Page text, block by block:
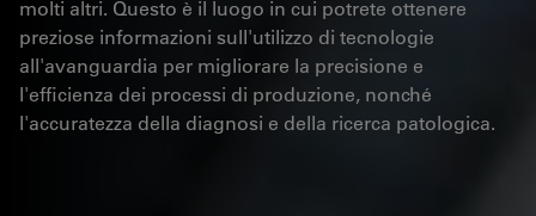
molti altri. Questo è il luogo in cui potrete ottenere
preziose informazioni sull'utilizzo di tecnologie
all'avanguardia per migliorare la precisione e
l'efficienza dei processi di produzione, nonché
l'accuratezza della diagnosi e della ricerca patologica.